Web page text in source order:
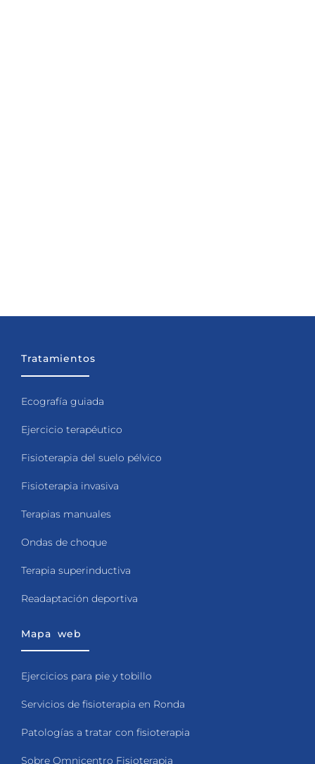
Tratamientos
Ecografía guiada
Ejercicio terapéutico
Fisioterapia del suelo pélvico
Fisioterapia invasiva
Terapias manuales
Ondas de choque
Terapia superinductiva
Readaptación deportiva
Mapa web
Ejercicios para pie y tobillo
Servicios de fisioterapia en Ronda
Patologías a tratar con fisioterapia
Sobre Omnicentro Fisioterapia